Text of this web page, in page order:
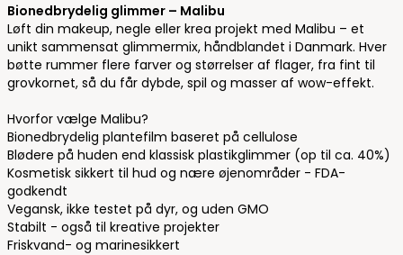
Bionedbrydelig glimmer – Malibu
Løft din makeup, negle eller krea projekt med Malibu – et
unikt sammensat glimmermix, håndblandet i Danmark. Hver
bøtte rummer flere farver og størrelser af flager, fra fint til
grovkornet, så du får dybde, spil og masser af wow-effekt.
Hvorfor vælge Malibu?
Bionedbrydelig plantefilm baseret på cellulose
Blødere på huden end klassisk plastikglimmer (op til ca. 40%)
Kosmetisk sikkert til hud og nære øjenområder - FDA-
godkendt
Vegansk, ikke testet på dyr, og uden GMO
Stabilt - også til kreative projekter
Friskvand- og marinesikkert